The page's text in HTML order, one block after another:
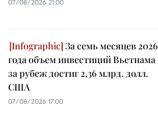
07/08/2026 21:00
За семь месяцев 2026
года объем инвестиций Вьетнама
за рубеж достиг 2,36 млрд. долл.
США
07/08/2026 17:00